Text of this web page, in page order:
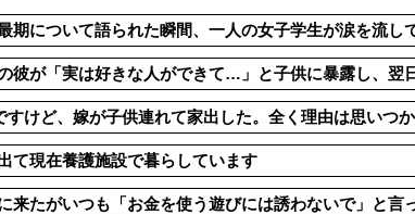
れ警察沙汰にｗ必死にかばって...
見えた旦那も、結婚したらやり...
アポなしトメと鉢合わせ！絶...
義実家「同
軽度のアレ
転校生と仲
期について語られた瞬間、一人の女子学生が涙を流し
彼が「実は好きな人ができて…」と子供に暴露し、翌
けど、嫁が子供連れて家出した。全く理由は思いつ
て現在養護施設で暮らしています
来たがいつも「お金を使う遊びには誘わないで」と言